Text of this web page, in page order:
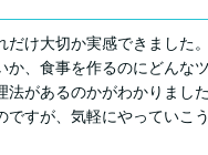
だけ大切か実感できました
か、食事を作るのにどんな
法があるのかがわかりまし
ですが、気軽にやっていこ